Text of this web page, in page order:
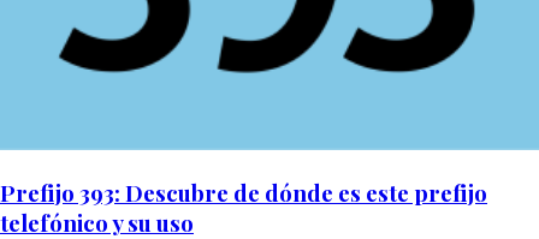
Prefijo 393: Descubre de dónde es este prefijo
telefónico y su uso